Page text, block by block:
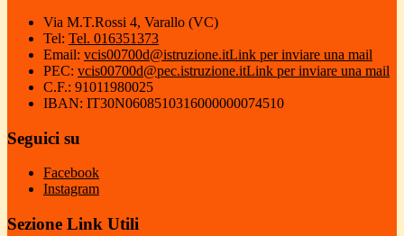
Via M.T.Rossi 4, Varallo (VC)
Tel: Tel. 016351373
Email: vcis00700d@istruzione.itLink per inviare una mail
PEC: vcis00700d@pec.istruzione.itLink per inviare una mail
C.F.: 91011980025
IBAN: IT30N0608510316000000074510
Seguici su
Facebook
Instagram
Sezione Link Utili